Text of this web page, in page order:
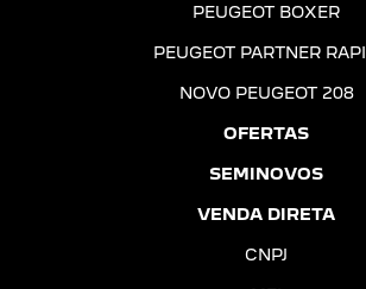
PEUGEOT BOXER
PEUGEOT PARTNER
NOVO PEUGEOT 208
OFERTAS
SEMINOVOS
VENDA DIRETA
CNPJ